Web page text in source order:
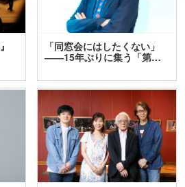
「同窓会にはしたくない」
――15年ぶりに集う「第…